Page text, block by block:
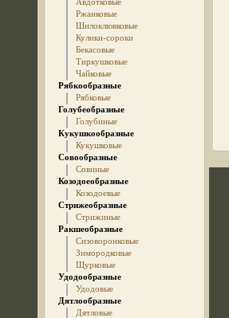
Ржанковые
Шилоклювковые
Кулики-сороки
Бекасовые
Тиркушковые
Чайковые
Рябкообразные
Рябковые
Голубеобразные
Голубиные
Кукушкообразные
Кукушковые
Совообразные
Совиные
Козодоеобразные
Козодоевые
Стрижеобразные
Стрижиные
Ракшеобразные
Сизоворонковые
Зимородковые
Щурковые
Удодообразные
Удодовые
Дятлообразные
Дятловые